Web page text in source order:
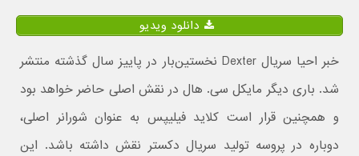
دانلود ویدیو
خبر احیا سریال Dexter نخستین‌بار در پاییز سال گذشته منتشر
شد. باری دیگر مایکل سی. هال در نقش اصلی حاضر خواهد بود
و همچنین قرار است کلاید فیلیپس به عنوان شورانر اصلی،
دوباره در پروسه تولید سریال دکستر نقش داشته باشد. این